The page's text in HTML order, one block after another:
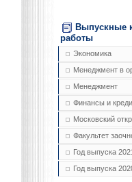
Выпускные
работы
Экономика
Менеджмент в
Менеджмент
Финансы и
Московский
Факультет
Год выпуска
Год выпуска